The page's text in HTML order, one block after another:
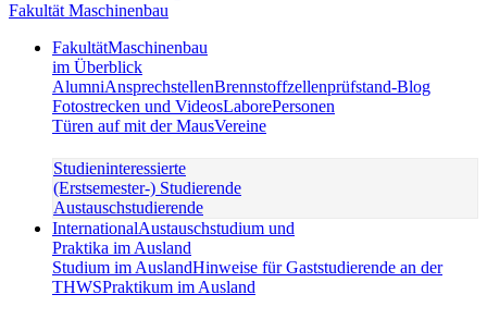
Fakultät Maschinenbau
FakultätMaschinenbau
im Überblick
AlumniAnsprechstellenBrennstoffzellenprüfstand-Blog
Fotostrecken und VideosLaborePersonen
Türen auf mit der MausVereine
Studieninteressierte
(Erstsemester-) Studierende
Austauschstudierende
InternationalAustauschstudium und
Praktika im Ausland
Studium im AuslandHinweise für Gaststudierende an der
THWSPraktikum im Ausland